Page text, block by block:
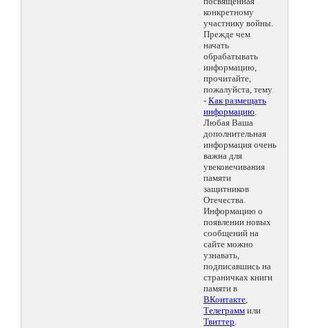
конкретному
участнику войны.
Прежде чем
начать
обрабатывать
информацию,
прочитайте,
пожалуйста, тему
- Как размещать
информацию.
Любая Ваша
дополнительная
информация очень
важна для
увековечивания
памяти
защитников
Отечества.
Информацию о
появлении новых
сообщений на
сайте можно
узнавать,
подписавшись на
страничках книги
памяти в
ВКонтакте,
Телеграмм или
Твиттер.